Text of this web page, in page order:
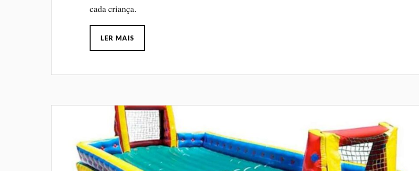
cada criança.
LER MAIS